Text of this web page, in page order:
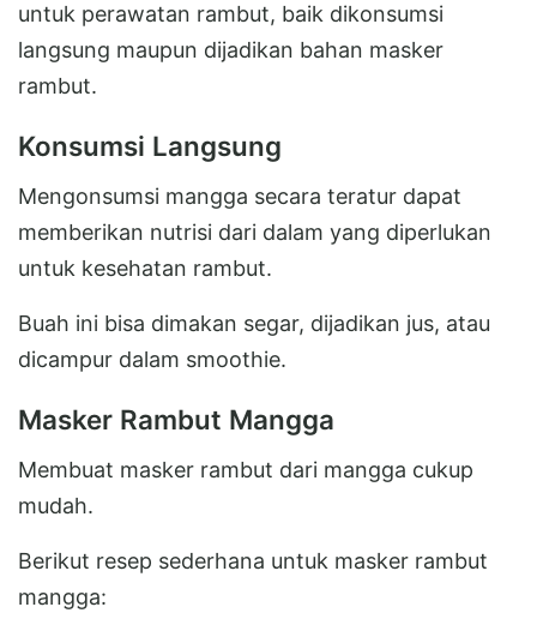
untuk perawatan rambut, baik dikonsumsi
langsung maupun dijadikan bahan masker
rambut.
Konsumsi Langsung
Mengonsumsi mangga secara teratur dapat
memberikan nutrisi dari dalam yang diperlukan
untuk kesehatan rambut.
Buah ini bisa dimakan segar, dijadikan jus, atau
dicampur dalam smoothie.
Masker Rambut Mangga
Membuat masker rambut dari mangga cukup
mudah.
Berikut resep sederhana untuk masker rambut
mangga: